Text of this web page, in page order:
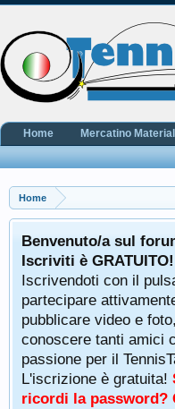
Home
Benvenuto/a sul
Iscriviti è GRATUITO!
Iscrivendoti con il
partecipare
pubblicare video e
conoscere tanti amici
passione per il
L'iscrizione è gratuita!
ricordi la password?
Home Mercatino